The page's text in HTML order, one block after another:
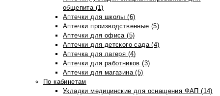
общепита (1)
Аптечки для школы (6)
Аптечки производственные (5)
Аптечки для офиса (5)
Аптечки для детского сада (4)
Аптечка для лагеря (4)
Аптечки для работников (3)
Аптечки для магазина (5)
По кабинетам
Укладки медицинские для оснащения ФАП (14)